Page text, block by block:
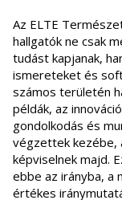
Az ELTE
hallgatók ne csak
tudást kapjanak,
ismereteket és
számos területén
példák, az
gondolkodás és
végzettek kezébe,
képviselnek majd.
ebbe az irányba, a
értékes